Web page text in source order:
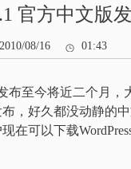
官方中文版
08/16 01:43
布至今将近二个月，
，好久都没动静的
在可以下载